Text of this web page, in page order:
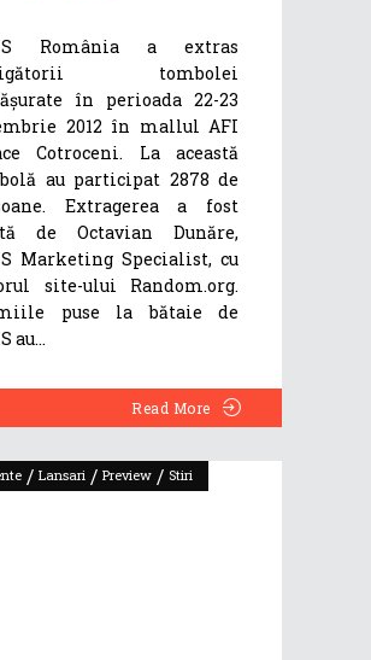
România a extras
tombolei
în perioada 22-23
2012 în mallul AFI
Cotroceni. La această
au participat 2878 de
Extragerea a fost
de Octavian Dunăre,
Marketing Specialist, cu
site-ului Random.org.
puse la bătaie de
au
Read More
/ Lansari / Preview / Stiri